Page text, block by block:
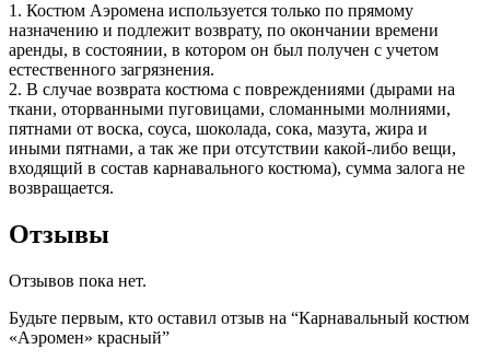
1. Костюм Аэромена используется только по прямому
назначению и подлежит возврату, по окончании времени
аренды, в состоянии, в котором он был получен с учетом
естественного загрязнения.
2. В случае возврата костюма с повреждениями (дырами на
ткани, оторванными пуговицами, сломанными молниями,
пятнами от воска, соуса, шоколада, сока, мазута, жира и
иными пятнами, а так же при отсутствии какой-либо вещи,
входящий в состав карнавального костюма), сумма залога не
возвращается.
Отзывы
Отзывов пока нет.
Будьте первым, кто оставил отзыв на “Карнавальный костюм
«Аэромен» красный”